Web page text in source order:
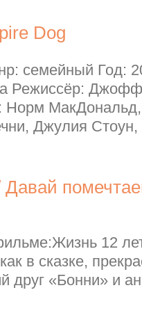
Dog
семейный Год:
Режиссёр:
Норм
Джулия
Давай
12
в сказке,
друг «Бонни» и